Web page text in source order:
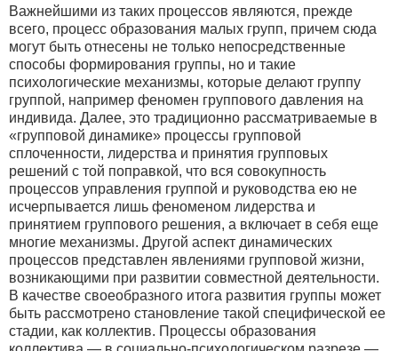
Важнейшими из таких процессов являются, прежде
всего, процесс образования малых групп, причем сюда
могут быть отнесены не только непосредственные
способы формирования группы, но и такие
психологические механизмы, которые делают группу
группой, например феномен группового давления на
индивида. Далее, это традиционно рассматриваемые в
«групповой динамике» процессы групповой
сплоченности, лидерства и принятия групповых
решений с той поправкой, что вся совокупность
процессов управления группой и руководства ею не
исчерпывается лишь феноменом лидерства и
принятием группового решения, а включает в себя еще
многие механизмы. Другой аспект динамических
процессов представлен явлениями групповой жизни,
возникающими при развитии совместной деятельности.
В качестве своеобразного итога развития группы может
быть рассмотрено становление такой специфической ее
стадии, как коллектив. Процессы образования